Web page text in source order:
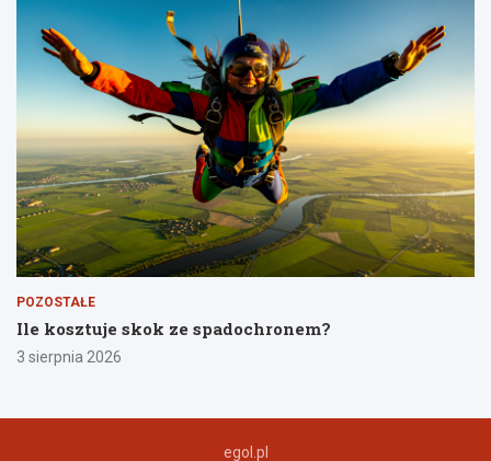
POZOSTAŁE
Ile kosztuje skok ze spadochronem?
3 sierpnia 2026
egol.pl